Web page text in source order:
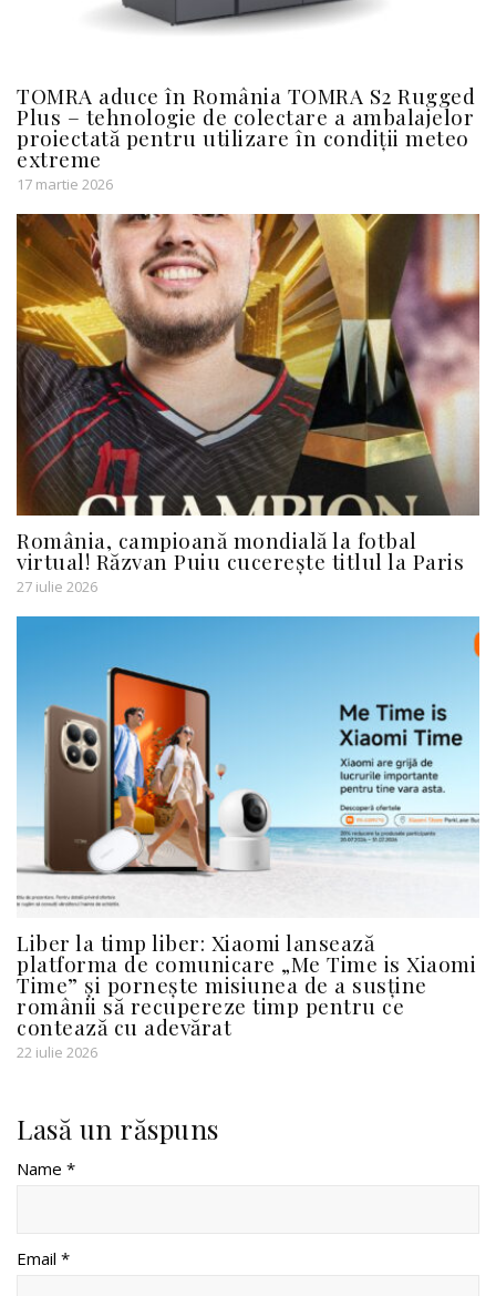
TOMRA aduce în România TOMRA S2 Rugged
Plus – tehnologie de colectare a ambalajelor
proiectată pentru utilizare în condiții meteo
extreme
17 martie 2026
România, campioană mondială la fotbal
virtual! Răzvan Puiu cucerește titlul la Paris
27 iulie 2026
Liber la timp liber: Xiaomi lansează
platforma de comunicare „Me Time is Xiaomi
Time” și pornește misiunea de a susține
românii să recupereze timp pentru ce
contează cu adevărat
22 iulie 2026
Lasă un răspuns
Name *
Email *